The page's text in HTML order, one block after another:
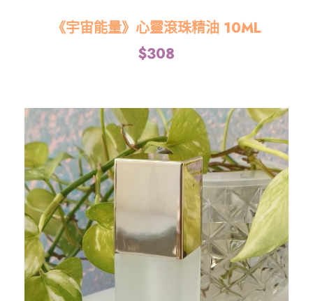
《宇宙能量》心靈滾珠精油 10ML
$308